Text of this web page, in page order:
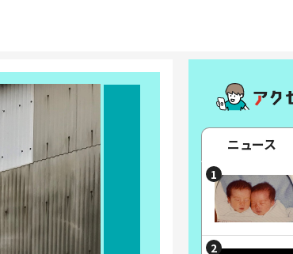
ニュース